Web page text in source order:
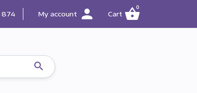
874 My account person Cart shopping_basket
0
